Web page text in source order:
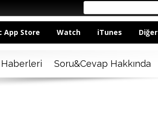
App Store Watch iTunes Diğer
Soru&Cevap Hakkında